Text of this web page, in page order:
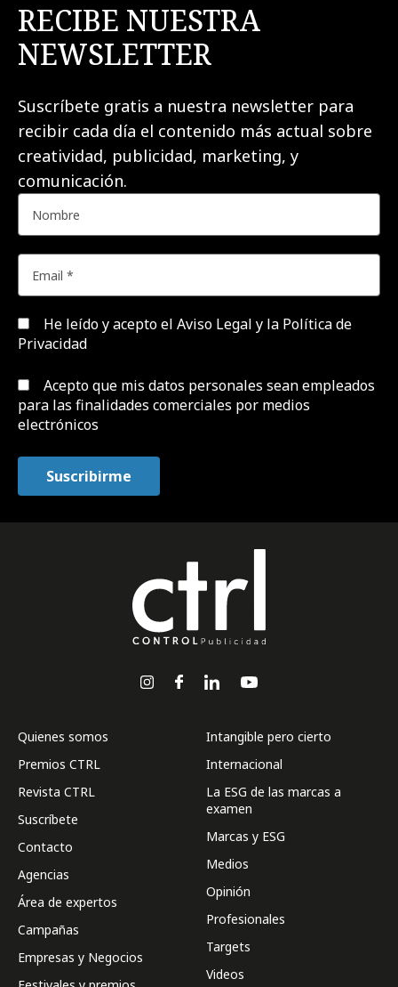
RECIBE NUESTRA
NEWSLETTER
Suscríbete gratis a nuestra newsletter para
recibir cada día el contenido más actual sobre
creatividad, publicidad, marketing, y
comunicación.
He leído y acepto el Aviso Legal y la Política de
Privacidad
Acepto que mis datos personales sean empleados
para las finalidades comerciales por medios
electrónicos
Quienes somos
Premios CTRL
Revista CTRL
Suscríbete
Contacto
Agencias
Área de expertos
Campañas
Empresas y Negocios
Intangible pero cierto
Internacional
La ESG de las marcas a
examen
Marcas y ESG
Medios
Opinión
Profesionales
Targets
Videos